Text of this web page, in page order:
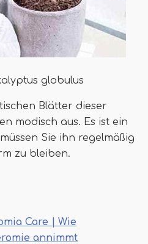
globulus
Blätter dieser
modisch aus. Es ist ein
Sie ihn regelmäßig
zu bleiben.
Care | Wie
annimmt